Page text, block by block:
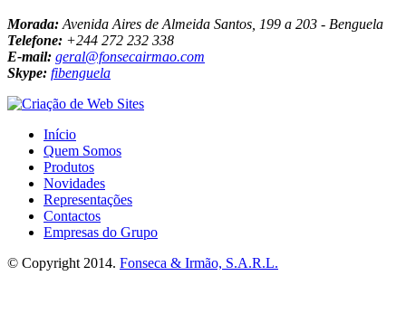
Morada: Avenida Aires de Almeida Santos, 199 a 203 - Benguela
Telefone: +244 272 232 338
E-mail: geral@fonsecairmao.com
Skype: fibenguela
Início
Quem Somos
Produtos
Novidades
Representações
Contactos
Empresas do Grupo
© Copyright 2014. Fonseca & Irmão, S.A.R.L.